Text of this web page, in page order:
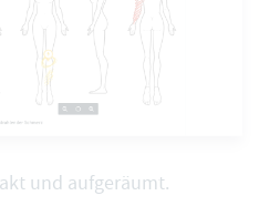
und aufgeräumt.